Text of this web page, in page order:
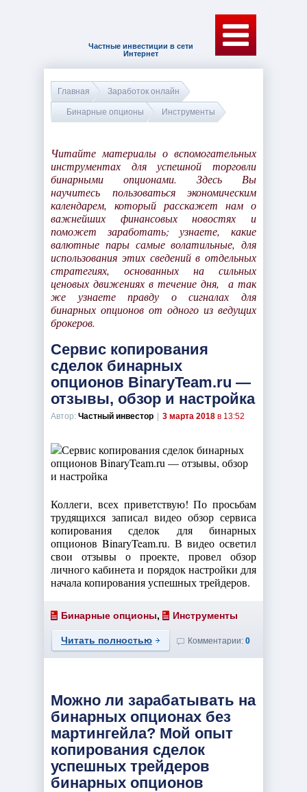
Частные инвестиции в сети
Интернет
Главная Заработок онлайн
Бинарные опционы Инструменты
Читайте материалы о вспомогательных
инструментах для успешной торговли
бинарными опционами. Здесь Вы
научитесь пользоваться экономическим
календарем, который расскажет нам о
важнейших финансовых новостях и
поможет заработать; узнаете, какие
валютные пары самые волатильные, для
использования этих сведений в отдельных
стратегиях, основанных на сильных
ценовых движениях в течение дня, а так
же узнаете правду о сигналах для
бинарных опционов от одного из ведущих
брокеров.
Сервис копирования
сделок бинарных
опционов BinaryTeam.ru —
отзывы, обзор и настройка
Автор: Частный инвестор 3 марта 2018 в 13:52
Коллеги, всех приветствую! По просьбам
трудящихся записал видео обзор сервиса
копирования сделок для бинарных
опционов BinaryTeam.ru. В видео осветил
свои отзывы о проекте, провел обзор
личного кабинета и порядок настройки для
начала копирования успешных трейдеров.
Бинарные опционы, Инструменты
Читать полностью Комментарии: 0
Можно ли зарабатывать на
бинарных опционах без
мартингейла? Мой опыт
копирования сделок
успешных трейдеров
бинарных опционов